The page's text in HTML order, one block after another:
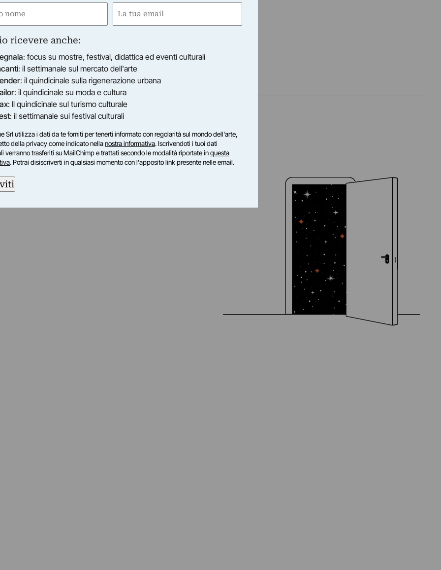
nell’installazione mutando le allegorie nel
via del Cielo e della Terra per una felicità alta.
Email
ricevere anche:
: focus su mostre, festival, didattica ed eventi culturali
: il settimanale sul mercato dell'arte
: il quindicinale sulla rigenerazione urbana
: il quindicinale su moda e cultura
: Il quindicinale sul turismo culturale
: il settimanale sui festival culturali
Srl utilizza i dati da te forniti per tenerti informato con regolarità sul mondo dell'arte,
della privacy come indicato nellanostra informativa. Iscrivendoti i tuoi dati
verranno trasferiti su MailChimp e trattati secondo le modalità riportate inquesta
. Potrai disiscriverti in qualsiasi momento con l'apposito link presente nelle email.